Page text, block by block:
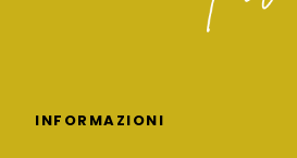
INFORMAZIONI